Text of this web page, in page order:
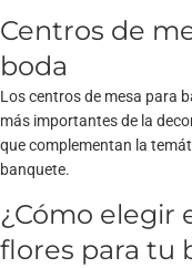
Centros de
boda
Los centros de mesa para
más importantes de la
que complementan la
banquete.
¿Cómo elegir
flores para tu